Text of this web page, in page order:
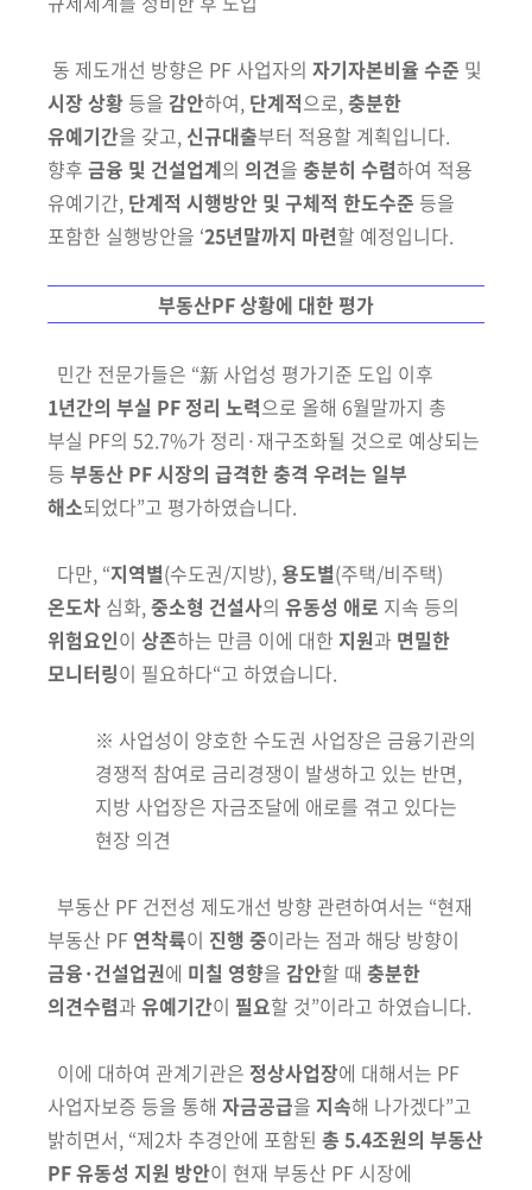
동 제도개선 방향은 PF 사업자의 자기자본비율 수준 및
시장 상황 등을 감안하여, 단계적으로,충분한
유예기간을 갖고, 신규대출부터 적용할 계획입니다.
향후 금융 및 건설업계의 의견을 충분히 수렴하여 적용
유예기간, 단계적 시행방안 및 구체적 한도수준 등을
포함한 실행방안을 ‘25년말까지 마련할 예정입니다.
부동산PF 상황에 대한 평가
민간 전문가들은 “新 사업성 평가기준 도입 이후
1년간의 부실 PF 정리 노력으로 올해 6월말까지 총
부실 PF의 52.7%가 정리·재구조화될 것으로 예상되는
등 부동산 PF 시장의 급격한 충격 우려는 일부
해소되었다”고 평가하였습니다.
다만, “지역별(수도권/지방),용도별(주택/비주택)
온도차 심화,중소형 건설사의 유동성 애로 지속 등의
위험요인이 상존하는 만큼 이에 대한 지원과 면밀한
모니터링이 필요하다“고 하였습니다.
※ 사업성이 양호한 수도권 사업장은 금융기관의
경쟁적 참여로 금리경쟁이 발생하고 있는 반면,
지방 사업장은 자금조달에 애로를 겪고 있다는
현장 의견
부동산 PF 건전성 제도개선 방향 관련하여서는 “현재
부동산 PF 연착륙이 진행 중이라는 점과 해당 방향이
금융·건설업권에 미칠 영향을 감안할 때 충분한
의견수렴과 유예기간이 필요할 것”이라고 하였습니다.
이에 대하여 관계기관은 정상사업장에 대해서는 PF
사업자보증 등을 통해 자금공급을 지속해 나가겠다”고
밝히면서, “제2차 추경안에 포함된 총 5.4조원의 부동산
PF 유동성 지원 방안이 현재 부동산 PF 시장에